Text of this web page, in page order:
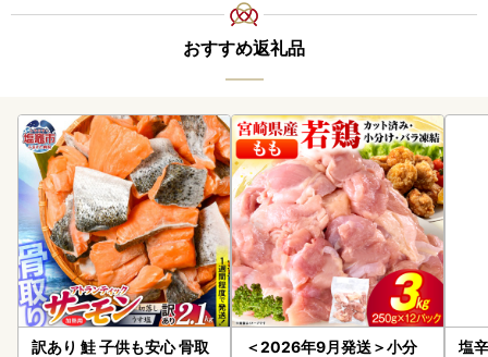
おすすめ返礼品
訳あり 鮭 子供も安心 骨取
＜2026年9月発送＞小分
塩